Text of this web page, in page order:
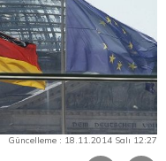
Güncelleme : 18.11.2014 Salı 12:27